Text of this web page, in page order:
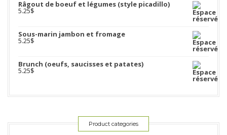
Râgout de boeuf et légumes (style picadillo)
5.25$
Sous-marin jambon et fromage
5.25$
Brunch (oeufs, saucisses et patates)
5.25$
Product categories